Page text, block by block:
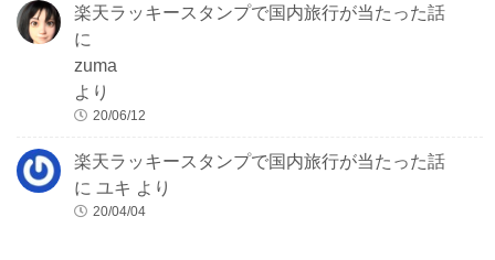
楽天ラッキースタンプで国内旅行が当たった話
に
zuma
より
20/06/12
楽天ラッキースタンプで国内旅行が当たった話
にユキ より
20/04/04